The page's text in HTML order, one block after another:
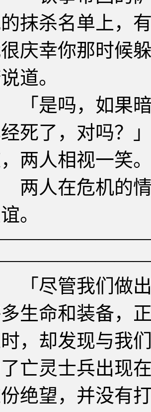
抹杀名单上，
庆幸你那时候
道。
是吗，如果暗
死了，对吗？
两人相视一笑
人在危机的情
。
尽管我们做出
生命和装备，
，却发现与我
亡灵士兵出现
绝望，并没有